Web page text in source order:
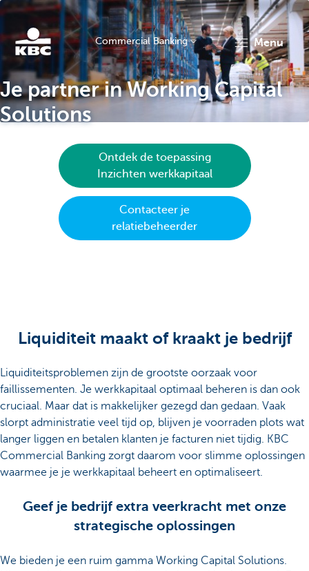
Commercial Banking menu
Je partner in Working Capital
Solutions
Ontdek de toepassing
Inzichten werkkapitaal
Contacteer je
relatiebeheerder
Liquiditeit maakt of kraakt je bedrijf
Liquiditeitsproblemen zijn de grootste oorzaak voor
faillissementen. Je werkkapitaal optimaal beheren is dan ook
cruciaal. Maar dat is makkelijker gezegd dan gedaan. Vaak
slorpt administratie veel tijd op, blijven je voorraden plots wat
langer liggen en betalen klanten je facturen niet tijdig. KBC
Commercial Banking zorgt daarom voor slimme oplossingen
waarmee je je werkkapitaal beheert en optimaliseert.
Geef je bedrijf extra veerkracht met onze
strategische oplossingen
We bieden je een ruim gamma Working Capital Solutions.